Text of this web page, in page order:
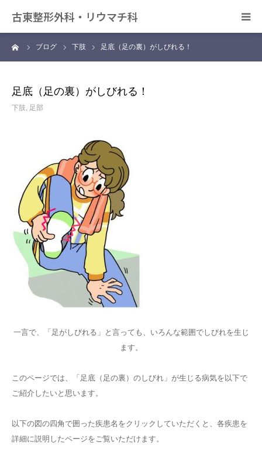
古東整形外科・リウマチ科
ブログ 下肢 足底（足の裏）がしびれる！
足底（足の裏）がしびれる！
下肢, 足部
一言で、「足がしびれる」と言っても、いろんな範囲でしびれを生じ
ます。
このページでは、「足底（足の裏）のしびれ」が生じる病気を以下で
ご紹介したいと思います。
以下の図の四角で囲った疾患名をクリックしていただくと、各疾患を
詳細に説明したページをご覧いただけます。
日帰り手術について
カンファレンス